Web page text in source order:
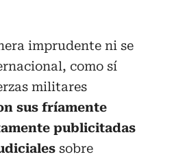
imprudente ni se
como sí
militares
sus fríamente
publicitadas
sobre